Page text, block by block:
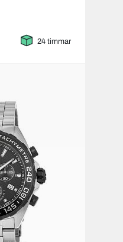
24 timmar